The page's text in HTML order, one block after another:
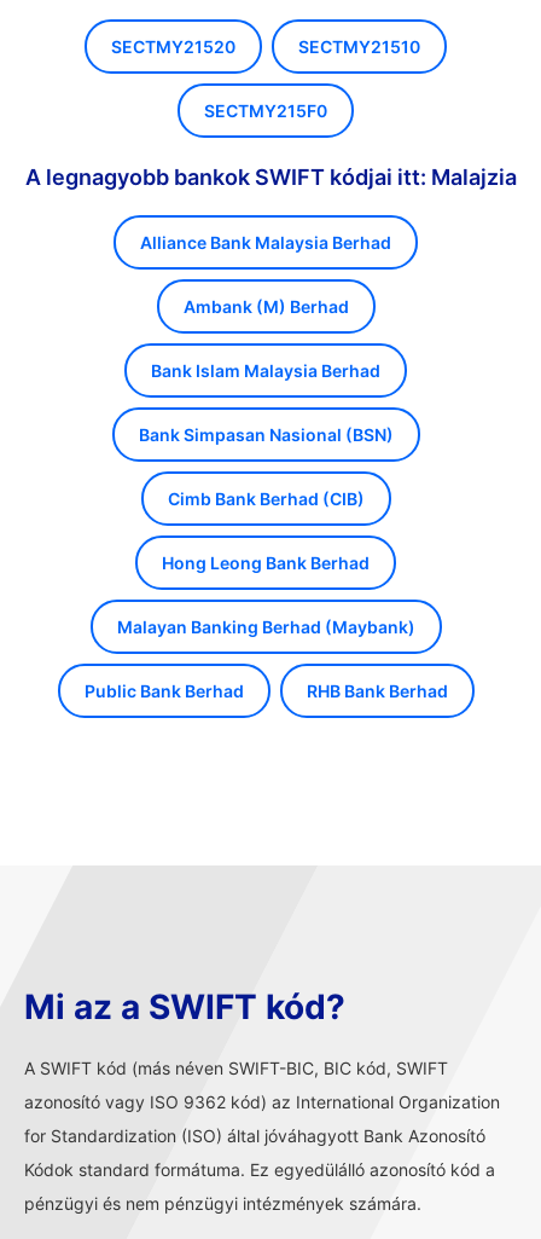
SECTMY21520 SECTMY21510
SECTMY215F0
A legnagyobb bankok SWIFT kódjai itt: Malajzia
Alliance Bank Malaysia Berhad
Ambank (M) Berhad
Bank Islam Malaysia Berhad
Bank Simpasan Nasional (BSN)
Cimb Bank Berhad (CIB)
Hong Leong Bank Berhad
Malayan Banking Berhad (Maybank)
Public Bank Berhad RHB Bank Berhad
Mi az a SWIFT kód?
A SWIFT kód (más néven SWIFT-BIC, BIC kód, SWIFT
azonosító vagy ISO 9362 kód) az International Organization
for Standardization (ISO) által jóváhagyott Bank Azonosító
Kódok standard formátuma. Ez egyedülálló azonosító kód a
pénzügyi és nem pénzügyi intézmények számára.